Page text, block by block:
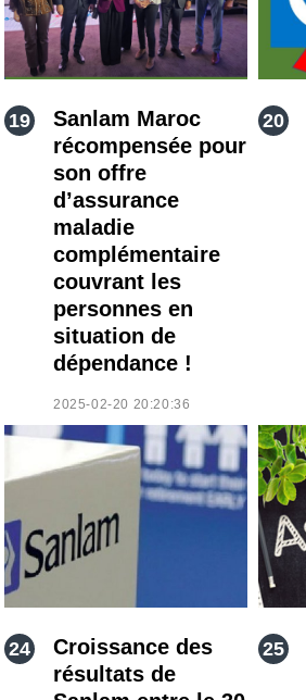
Sanlam Maroc
récompensée pour
son offre
d’assurance
maladie
complémentaire
couvrant les
personnes en
situation de
dépendance !
2025-02-20 20:20:36
Croissance des
résultats de